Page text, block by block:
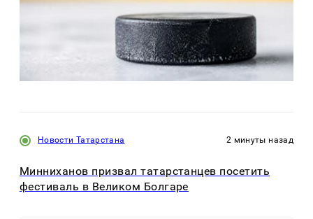
Новости Татарстана 2 минуты назад
Минниханов призвал татарстанцев посетить
фестиваль в Великом Болгаре